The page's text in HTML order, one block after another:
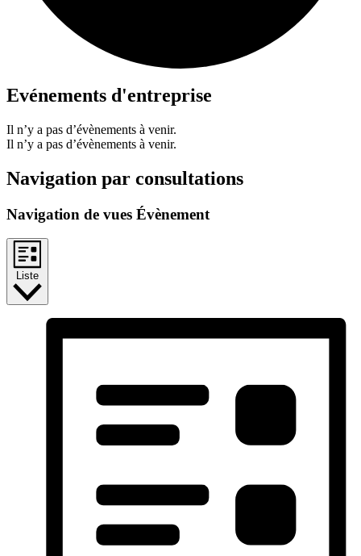
Evénements d'entreprise
Il n’y a pas d’évènements à venir.
Il n’y a pas d’évènements à venir.
Navigation par consultations
Navigation de vues Évènement
Liste